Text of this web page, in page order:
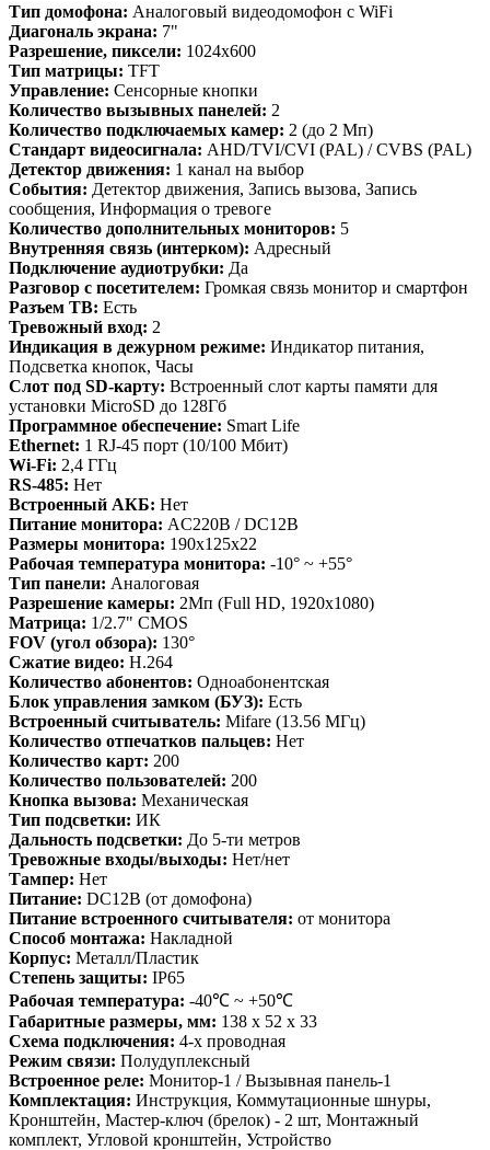
Тип домофона: Аналоговый видеодомофон с WiFi
Диагональ экрана: 7"
Разрешение, пиксели: 1024x600
Тип матрицы: TFT
Управление: Сенсорные кнопки
Количество вызывных панелей: 2
Количество подключаемых камер: 2 (до 2 Мп)
Стандарт видеосигнала: AHD/TVI/CVI (PAL) / CVBS (PAL)
Детектор движения: 1 канал на выбор
События: Детектор движения, Запись вызова, Запись
сообщения, Информация о тревоге
Количество дополнительных мониторов: 5
Внутренняя связь (интерком): Адресный
Подключение аудиотрубки: Да
Разговор с посетителем: Громкая связь монитор и смартфон
Разъем ТВ: Есть
Тревожный вход: 2
Индикация в дежурном режиме: Индикатор питания,
Подсветка кнопок, Часы
Слот под SD-карту: Встроенный слот карты памяти для
установки MicroSD до 128Гб
Программное обеспечение: Smart Life
Ethernet: 1 RJ-45 порт (10/100 Мбит)
Wi-Fi: 2,4 ГГц
RS-485: Нет
Встроенный АКБ: Нет
Питание монитора: AC220В / DC12В
Размеры монитора: 190х125х22
Рабочая температура монитора: -10° ~ +55°
Тип панели: Аналоговая
Разрешение камеры: 2Мп (Full HD, 1920x1080)
Матрица: 1/2.7" CMOS
FOV (угол обзора): 130°
Сжатие видео: H.264
Количество абонентов: Одноабонентская
Блок управления замком (БУЗ): Есть
Встроенный считыватель: Mifare (13.56 МГц)
Количество отпечатков пальцев: Нет
Количество карт: 200
Количество пользователей: 200
Кнопка вызова: Механическая
Тип подсветки: ИК
Дальность подсветки: До 5-ти метров
Тревожные входы/выходы: Нет/нет
Тампер: Нет
Питание: DC12В (от домофона)
Питание встроенного считывателя: от монитора
Способ монтажа: Накладной
Корпус: Металл/Пластик
Степень защиты: IP65
Рабочая температура: -40℃ ~ +50℃
Габаритные размеры, мм: 138 х 52 х 33
Схема подключения: 4-х проводная
Режим связи: Полудуплексный
Встроенное реле: Монитор-1 / Вызывная панель-1
Комплектация: Инструкция, Коммутационные шнуры,
Кронштейн, Мастер-ключ (брелок) - 2 шт, Монтажный
комплект, Угловой кронштейн, Устройство